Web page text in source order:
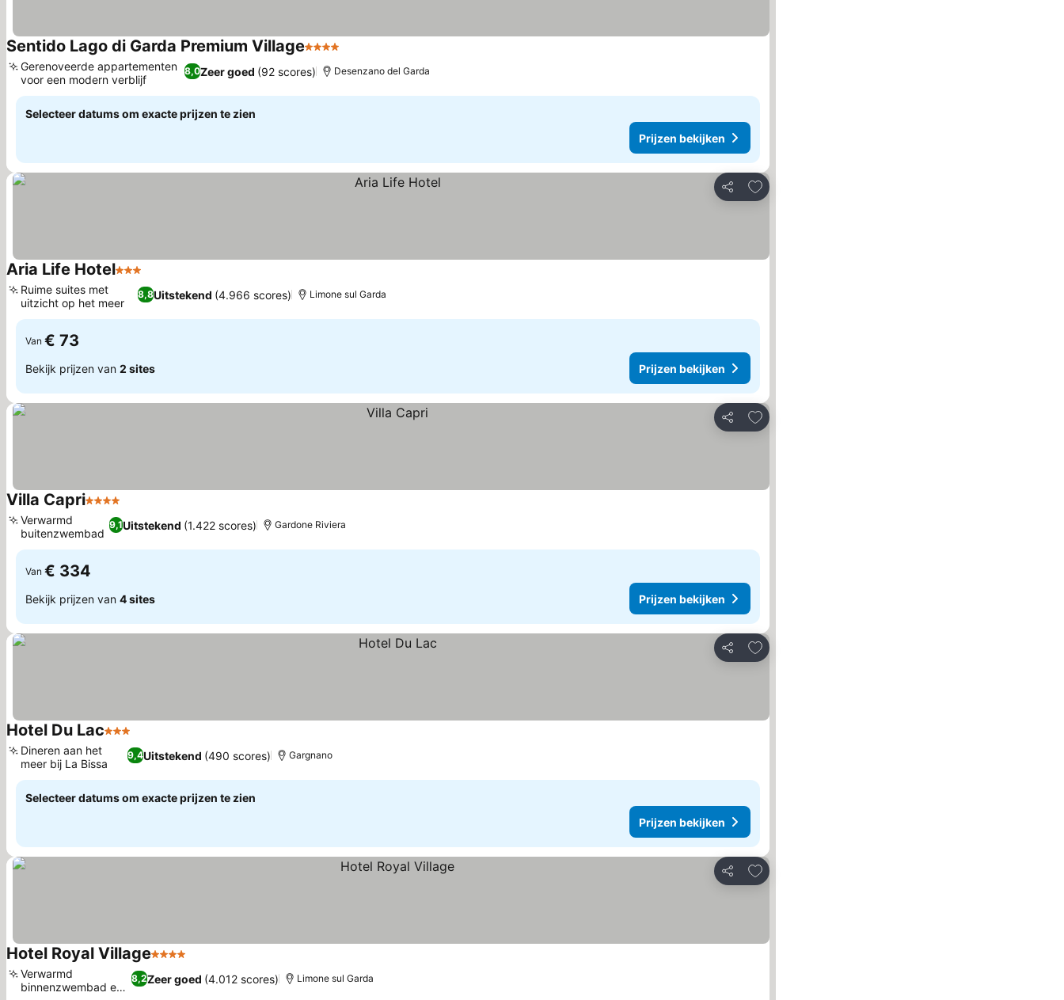
Sentido Lago di Garda Premium Village4 Sterren
8,0Zeer goed (92 scores)
Gerenoveerde appartementen
voor een modern verblijf
Desenzano del Garda
Selecteer datums om exacte prijzen te zien
Prijzen bekijken
Delen
Toevoegen aan favorieten
Aria Life Hotel3 Sterren
8,8Uitstekend (4.966 scores)
Ruime suites met
uitzicht op het meer
Limone sul Garda
Van € 73
Bekijk prijzen van 2 sites Prijzen bekijken
Delen
Toevoegen aan favorieten
Villa Capri4 Sterren
9,1Uitstekend (1.422 scores)
Verwarmd
buitenzwembad
Gardone Riviera
Van € 334
Bekijk prijzen van 4 sites Prijzen bekijken
Delen
Toevoegen aan favorieten
Hotel Du Lac3 Sterren
9,4Uitstekend (490 scores)
Dineren aan het
meer bij La Bissa
Gargnano
Selecteer datums om exacte prijzen te zien
Prijzen bekijken
Delen
Toevoegen aan favorieten
Hotel Royal Village4 Sterren
8,2Zeer goed (4.012 scores)
Verwarmd
binnenzwembad en
Limone sul Garda